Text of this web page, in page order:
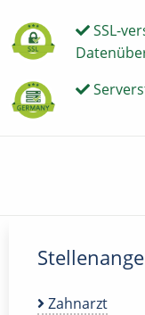
SSL-
Zahnarzt